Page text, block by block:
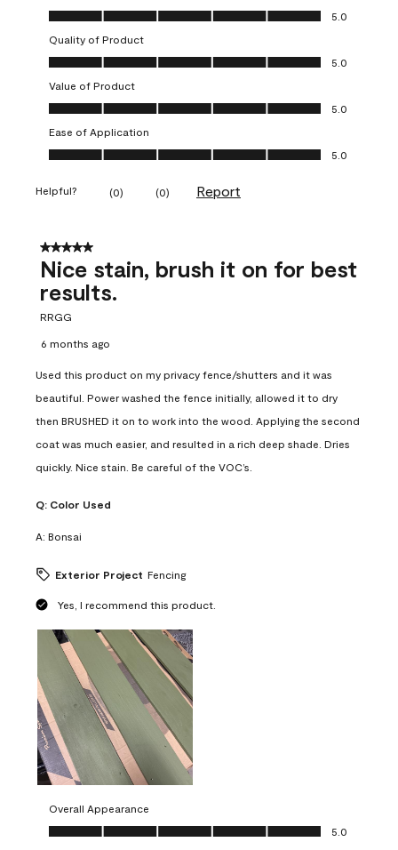
Overall Appearance, 5.0 out of 5
5.0
Quality of Product
Quality of Product, 5.0 out of 5
5.0
Value of Product
Value of Product, 5.0 out of 5
5.0
Ease of Application
Ease of Application, 5.0 out of 5
5.0
Helpful? (0) (0) Report
5 out of 5 stars.
Nice stain, brush it on for best
results.
RRGG
6 months ago
Used this product on my privacy fence/shutters and it was
beautiful. Power washed the fence initially, allowed it to dry
then BRUSHED it on to work into the wood. Applying the second
coat was much easier, and resulted in a rich deep shade. Dries
quickly. Nice stain. Be careful of the VOC’s.
Q: Color Used
A: Bonsai
Exterior Project Fencing
Yes, I recommend this product.
Overall Appearance
Overall Appearance, 5.0 out of 5
5.0